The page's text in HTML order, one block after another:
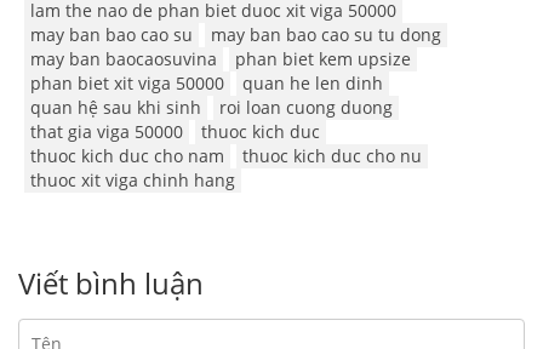
lam the nao de phan biet duoc xit viga 50000
may ban bao cao su
may ban bao cao su tu dong
may ban baocaosuvina
phan biet kem upsize
phan biet xit viga 50000
quan he len dinh
quan hệ sau khi sinh
roi loan cuong duong
that gia viga 50000
thuoc kich duc
thuoc kich duc cho nam
thuoc kich duc cho nu
thuoc xit viga chinh hang
Viết bình luận